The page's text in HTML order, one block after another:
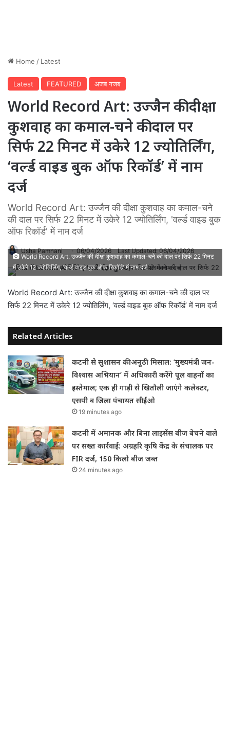
Home / Latest
Latest FEATURED अजब गजब
World Record Art: उज्जैन की दीक्षा
कुशवाह का कमाल-चने की दाल पर
सिर्फ 22 मिनट में उकेरे 12 ज्योतिर्लिंग,
‘वर्ल्ड वाइड बुक ऑफ रिकॉर्ड’ में नाम
दर्ज
World Record Art: उज्जैन की दीक्षा कुशवाह का कमाल-चने
की दाल पर सिर्फ 22 मिनट में उकेरे 12 ज्योतिर्लिंग, 'वर्ल्ड वाइड बुक
ऑफ रिकॉर्ड' में नाम दर्ज
Usha Pamnani 06/04/2026 Last Updated: 06/04/2026
World Record Art: उज्जैन की दीक्षा कुशवाह का कमाल-चने की दाल पर सिर्फ 22 मिनट
में उकेरे 12 ज्योतिर्लिंग, 'वर्ल्ड वाइड बुक ऑफ रिकॉर्ड' में नाम दर्ज
World Record Art: उज्जैन की दीक्षा कुशवाह का कमाल-चने की दाल पर
सिर्फ 22 मिनट में उकेरे 12 ज्योतिर्लिंग, ‘वर्ल्ड वाइड बुक ऑफ रिकॉर्ड’ में नाम दर्ज
Related Articles
कटनी से सुशासन की अनूठी मिसाल: ‘मुख्यमंत्री जन-
विश्वास अभियान’ में अधिकारी करेंगे पूल वाहनों का
इस्तेमाल; एक ही गाड़ी से खितौली जाएंगे कलेक्टर,
एसपी व जिला पंचायत सीईओ
19 minutes ago
कटनी में अमानक और बिना लाइसेंस बीज बेचने वाले
पर सख्त कार्रवाई: अग्रहरि कृषि केंद्र के संचालक पर
FIR दर्ज, 150 किलो बीज जब्त
24 minutes ago